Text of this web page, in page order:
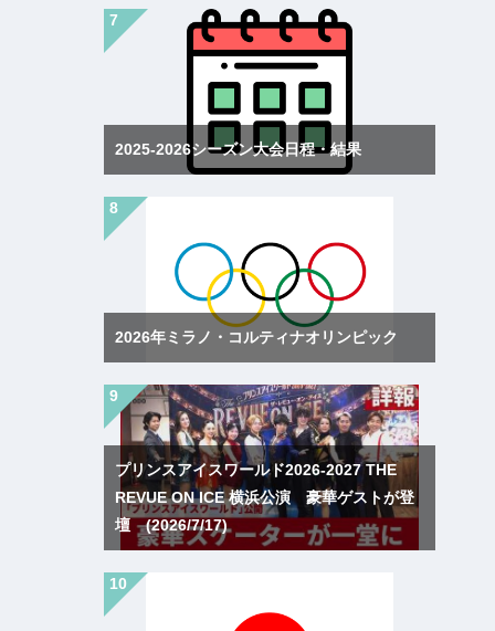
2025-2026シーズン大会日程・結果
2026年ミラノ・コルティナオリンピック
プリンスアイスワールド2026-2027 THE
REVUE ON ICE 横浜公演 豪華ゲストが登
壇 (2026/7/17)